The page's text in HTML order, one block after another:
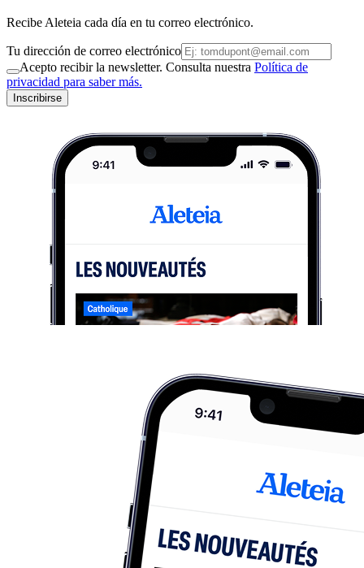
Recibe Aleteia cada día en tu correo electrónico.
Tu dirección de correo electrónico
Acepto recibir la newsletter. Consulta nuestra Política de
privacidad para saber más.
Inscribirse